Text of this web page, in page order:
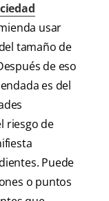
usar
tamaño de
de eso
es del
riesgo de
Puede
o puntos